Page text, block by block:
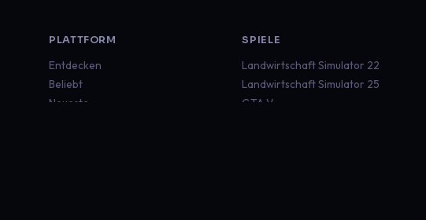
PLATTFORM
Entdecken
Beliebt
Neueste
SPIELE
Landwirtschaft Simulator 22
Landwirtschaft Simulator 25
GTA V